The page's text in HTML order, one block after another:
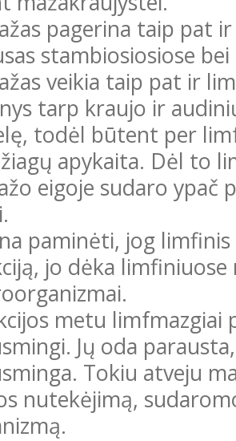
pagerina taip pat
stambiosiosiose
veikia taip pat ir
tarp kraujo ir
todėl būtent per
apykaita. Dėl to
eigoje sudaro ypač
paminėti, jog
jo dėka limfiniuose
metu limfmazgiai
Jų oda
Tokiu atveju
nutekėjimą,